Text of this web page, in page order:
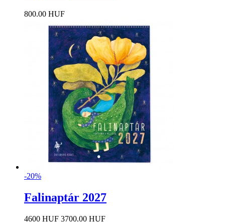
800.00 HUF
-20%
Falinaptár 2027
4600 HUF 3700.00 HUF